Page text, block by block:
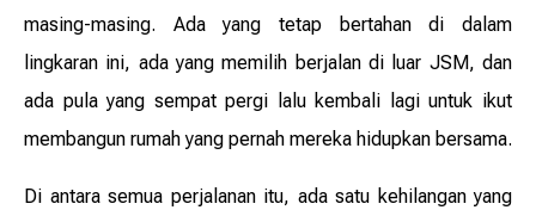
masing-masing. Ada yang tetap bertahan di dalam
lingkaran ini, ada yang memilih berjalan di luar JSM, dan
ada pula yang sempat pergi lalu kembali lagi untuk ikut
membangun rumah yang pernah mereka hidupkan bersama.
Di antara semua perjalanan itu, ada satu kehilangan yang